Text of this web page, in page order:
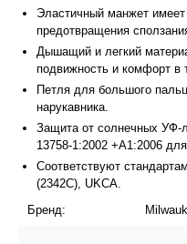
Эластичный манжет
предотвращения
Дышащий и легкий
подвижность и комфорт в
Петля для большого
нарукавника.
Защита от солнечных УФ-
13758-1:2002 +A1:2006
Соответствуют
(2342C), UKCA.
Бренд: